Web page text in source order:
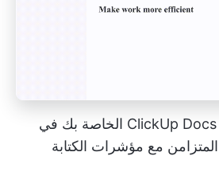
تعاون على مستندات ClickUp Docs الخاصة بك في
مع مؤشرات الكتابة